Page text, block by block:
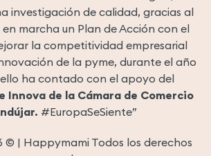
investigación de calidad, gracias al
marcha un Plan de Acción con el
la competitividad empresarial
de la pyme, durante el año
ha contado con el apoyo del
Innova de la Cámara de Comercio
#EuropaSeSiente”
© | Happymami Todos los derechos